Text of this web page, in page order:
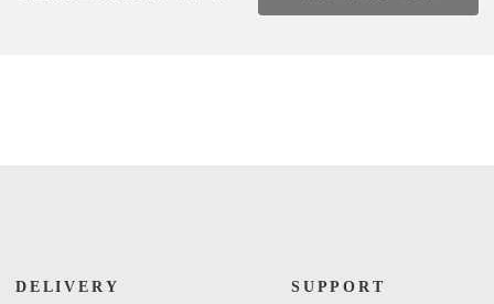
DELIVERY SUPPORT